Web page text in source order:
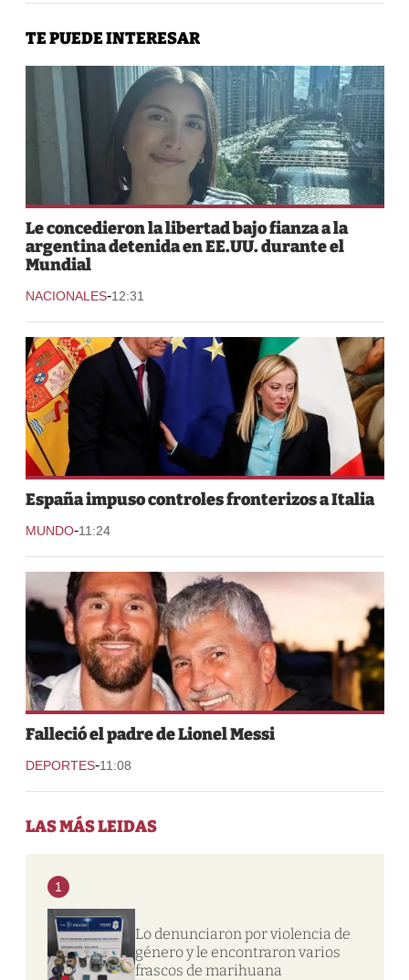
TE PUEDE INTERESAR
Le concedieron la libertad bajo fianza a la
argentina detenida en EE.UU. durante el
Mundial
NACIONALES-12:31
España impuso controles fronterizos a Italia
MUNDO-11:24
Falleció el padre de Lionel Messi
DEPORTES-11:08
LAS MÁS LEIDAS
1
Lo denunciaron por violencia de
género y le encontraron varios
frascos de marihuana